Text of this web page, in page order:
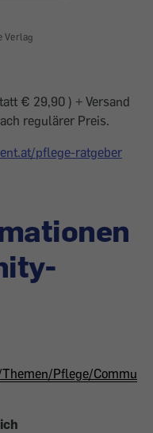
Verlag
€ 29,90 ) + Versand
regulärer Preis.
pflege-ratgeber
Pflege/Commu